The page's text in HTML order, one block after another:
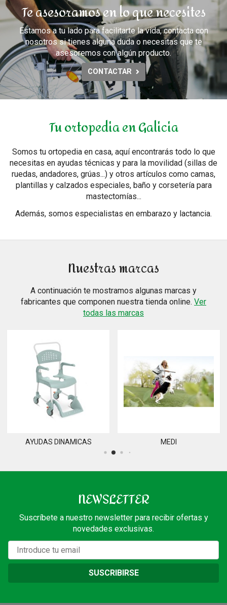
Te asesoramos en lo que necesites
Estamos a tu lado para facilitarte la vida, contacta con
nosotros si tienes alguna duda o necesitas que te
asesoremos con algún producto.
CONTACTAR
Tu ortopedia en Galicia
Somos tu ortopedia en casa, aquí encontrarás todo lo que
necesitas en ayudas técnicas y para la movilidad (sillas de
ruedas, andadores, grúas...) y otros artículos como camas,
plantillas y calzados especiales, baño y corsetería para
mastectomías...
Además, somos especialistas en embarazo y lactancia.
Nuestras marcas
A continuación te mostramos algunas marcas y
fabricantes que componen nuestra tienda online. Ver
todas las marcas
DINAMICAS
NEWSLETTER
Suscríbete a nuestro newsletter para recibir ofertas y
novedades exclusivas.
SUSCRIBIRSE